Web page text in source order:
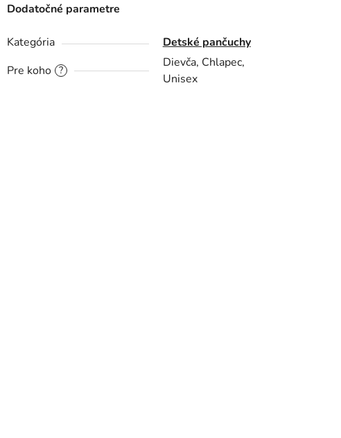
Dodatočné parametre
Kategória Detské pančuchy
?
Pre koho
Dievča, Chlapec,
Unisex